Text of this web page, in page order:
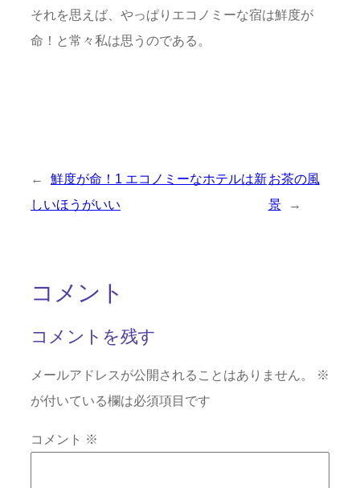
それを思えば、やっぱりエコノミーな宿は鮮度が
命！と常々私は思うのである。
←
鮮度が命！1 エコノミーなホテルは新
しいほうがいい
お茶の風
景
→
コメント
コメントを残す
メールアドレスが公開されることはありません。
※
が付いている欄は必須項目です
コメント ※